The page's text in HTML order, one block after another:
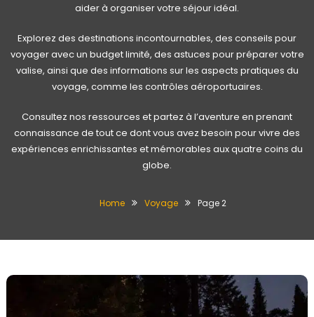
aider à organiser votre séjour idéal.
Explorez des destinations incontournables, des conseils pour
voyager avec un budget limité, des astuces pour préparer votre
valise, ainsi que des informations sur les aspects pratiques du
voyage, comme les contrôles aéroportuaires.
Consultez nos ressources et partez à l’aventure en prenant
connaissance de tout ce dont vous avez besoin pour vivre des
expériences enrichissantes et mémorables aux quatre coins du
globe.
Home Voyage Page 2